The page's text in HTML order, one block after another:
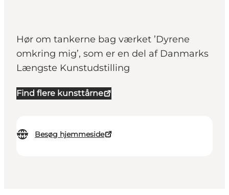
Hør om tankerne bag værket ’Dyrene
omkring mig’, som er en del af Danmarks
Længste Kunstudstilling
Find flere kunsttårne
Besøg hjemmeside